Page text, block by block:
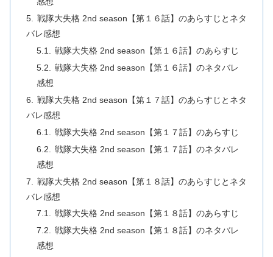
戦隊大失格 2nd season【第１６話】のあらすじとネタ
バレ感想
戦隊大失格 2nd season【第１６話】のあらすじ
戦隊大失格 2nd season【第１６話】のネタバレ
感想
戦隊大失格 2nd season【第１７話】のあらすじとネタ
バレ感想
戦隊大失格 2nd season【第１７話】のあらすじ
戦隊大失格 2nd season【第１７話】のネタバレ
感想
戦隊大失格 2nd season【第１８話】のあらすじとネタ
バレ感想
戦隊大失格 2nd season【第１８話】のあらすじ
戦隊大失格 2nd season【第１８話】のネタバレ
感想